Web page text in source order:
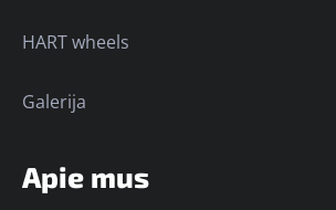
HART wheels
Galerija
Apie mus